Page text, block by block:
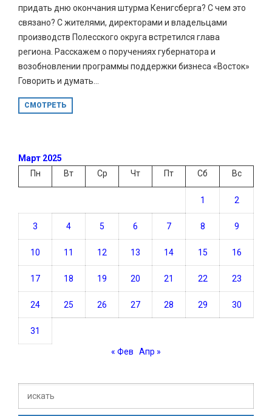
придать дню окончания штурма Кенигсберга? С чем это
связано? С жителями, директорами и владельцами
производств Полесского округа встретился глава
региона. Расскажем о поручениях губернатора и
возобновлении программы поддержки бизнеса «Восток»
Говорить и думать...
СМОТРЕТЬ
Март 2025
Пн
Вт Ср Чт Пт Сб Вс
1 2
3 4 5 6 7 8 9
10 11 12 13 14 15 16
17 18 19 20 21 22 23
24 25 26 27 28 29 30
31
« Фев Апр »